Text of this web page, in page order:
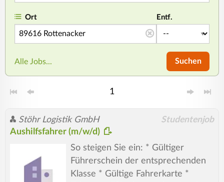
Ort Entf.
Alle Jobs... Suchen
1
Stöhr Logistik GmbH Studentenjob
Aushilfsfahrer (m/w/d)
So steigen Sie ein: * Gültiger
Führerschein der entsprechenden
Klasse * Gültige Fahrerkarte *